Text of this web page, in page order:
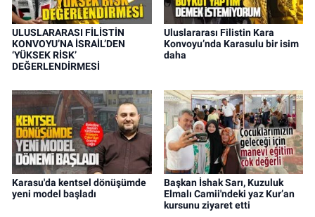
ULUSLARARASI FİLİSTİN
KONVOYU’NA İSRAİL’DEN
‘YÜKSEK RİSK’
DEĞERLENDİRMESİ
Uluslararası Filistin Kara
Konvoyu’nda Karasulu bir isim
daha
Karasu'da kentsel dönüşümde
yeni model başladı
Başkan İshak Sarı, Kuzuluk
Elmalı Camii'ndeki yaz Kur’an
kursunu ziyaret etti